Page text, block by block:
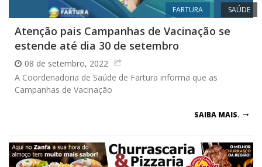
FARTURA SAÚDE
Atenção pais Campanhas de Vacinação se
estende até dia 30 de setembro
08 de setembro, 2022
A Coordenadoria de Saúde de Fartura informa que as
Campanhas de Vacinação
SAIBA MAIS.